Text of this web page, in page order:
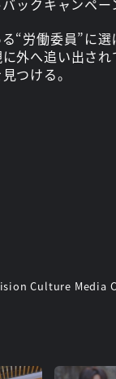
労働委員”に
へ追い出さ
つける。
Culture Media